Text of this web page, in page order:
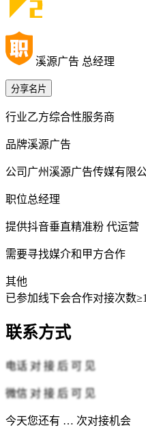
溪源广告 总经理
分享名片
行业乙方综合性服务商
品牌溪源广告
公司 广州溪源广告传媒有限
职位总经理
提供抖音垂直精准粉 代运营
需要寻找媒介和甲方合作
其他
已参加线下会合作对接次数
联系方式
电话 对 接 后 可 见
微信 对 接 后 可 见
今天您还有 … 次对接机会